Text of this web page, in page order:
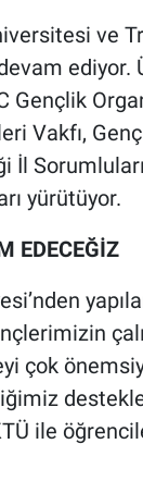
ve
ediyor.
Vakfı,
İl
yürütüyor.
EDECEĞİZ
çok
ile